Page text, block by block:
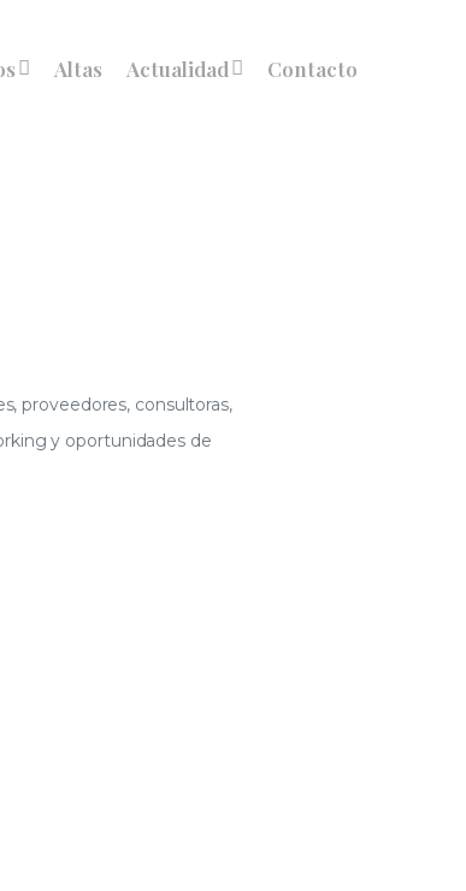
Altas Actualidad Contacto
proveedores, consultoras,
y oportunidades de